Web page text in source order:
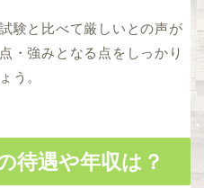
験と比べて厳しいとの声が
・強みとなる点をしっかり
う。
待遇や年収は？